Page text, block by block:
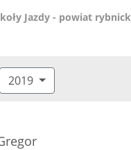
Jazdy - powiat
2019